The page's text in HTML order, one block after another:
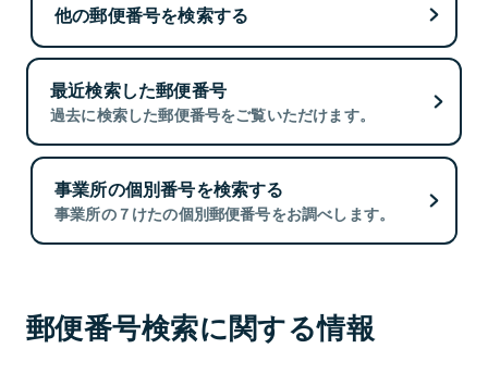
他の郵便番号を検索する
最近検索した郵便番号
過去に検索した郵便番号をご覧いただけます。
事業所の個別番号を検索する
事業所の７けたの個別郵便番号をお調べします。
郵便番号検索に関する情報